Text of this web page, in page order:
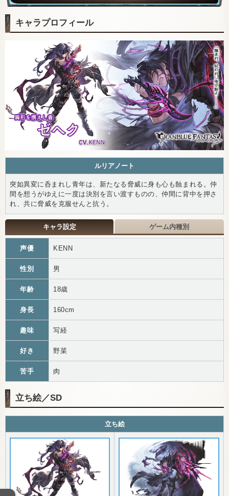
キャラプロフィール
ルリアノート
突如異変に呑まれし青年は、新たなる脅威に身も心も蝕まれる。仲
間を想うがゆえに一度は決別を言い渡すものの、仲間に背中を押さ
れ、共に脅威を克服せんと抗う。
キャラ設定 ゲーム内種別
声優 KENN
性別 男
年齢 18歳
身長 160cm
趣味 写経
好き 野菜
苦手 肉
立ち絵／SD
立ち絵